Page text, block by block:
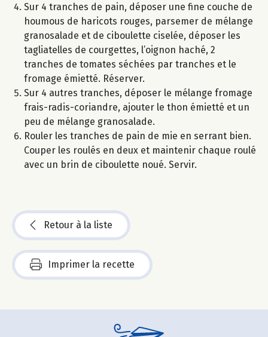
Sur 4 tranches de pain, déposer une fine couche de
houmous de haricots rouges, parsemer de mélange
granosalade et de ciboulette ciselée, déposer les
tagliatelles de courgettes, l’oignon haché, 2
tranches de tomates séchées par tranches et le
fromage émietté. Réserver.
Sur 4 autres tranches, déposer le mélange fromage
frais-radis-coriandre, ajouter le thon émietté et un
peu de mélange granosalade.
Rouler les tranches de pain de mie en serrant bien.
Couper les roulés en deux et maintenir chaque roulé
avec un brin de ciboulette noué. Servir.
Retour à la liste
Imprimer la recette